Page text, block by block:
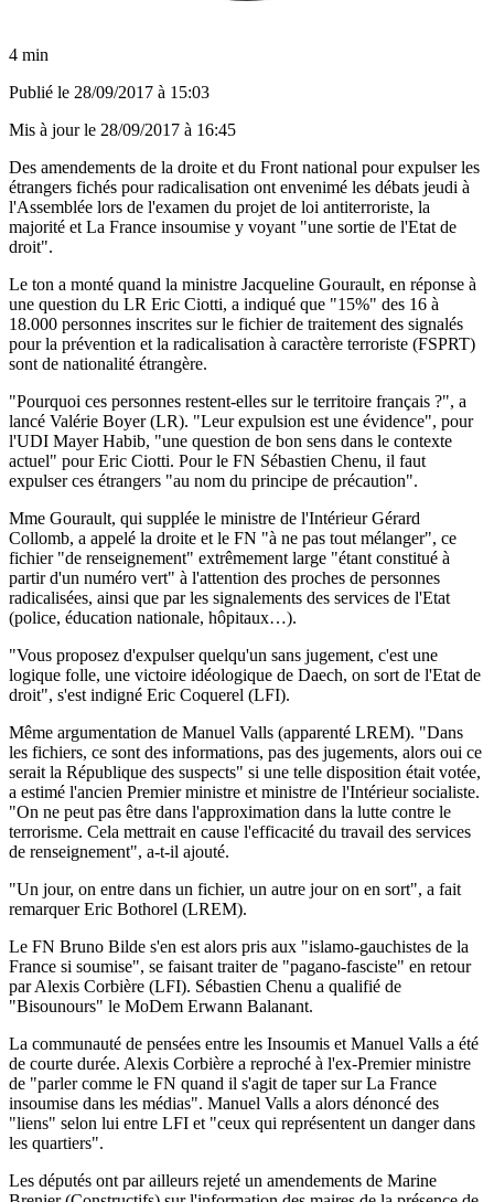
4 min
Publié le 28/09/2017 à 15:03
Mis à jour le 28/09/2017 à 16:45
Des amendements de la droite et du Front national pour expulser les
étrangers fichés pour radicalisation ont envenimé les débats jeudi à
l'Assemblée lors de l'examen du projet de loi antiterroriste, la
majorité et La France insoumise y voyant "une sortie de l'Etat de
droit".
Le ton a monté quand la ministre Jacqueline Gourault, en réponse à
une question du LR Eric Ciotti, a indiqué que "15%" des 16 à
18.000 personnes inscrites sur le fichier de traitement des signalés
pour la prévention et la radicalisation à caractère terroriste (FSPRT)
sont de nationalité étrangère.
"Pourquoi ces personnes restent-elles sur le territoire français ?", a
lancé Valérie Boyer (LR). "Leur expulsion est une évidence", pour
l'UDI Mayer Habib, "une question de bon sens dans le contexte
actuel" pour Eric Ciotti. Pour le FN Sébastien Chenu, il faut
expulser ces étrangers "au nom du principe de précaution".
Mme Gourault, qui supplée le ministre de l'Intérieur Gérard
Collomb, a appelé la droite et le FN "à ne pas tout mélanger", ce
fichier "de renseignement" extrêmement large "étant constitué à
partir d'un numéro vert" à l'attention des proches de personnes
radicalisées, ainsi que par les signalements des services de l'Etat
(police, éducation nationale, hôpitaux…).
"Vous proposez d'expulser quelqu'un sans jugement, c'est une
logique folle, une victoire idéologique de Daech, on sort de l'Etat de
droit", s'est indigné Eric Coquerel (LFI).
Même argumentation de Manuel Valls (apparenté LREM). "Dans
les fichiers, ce sont des informations, pas des jugements, alors oui ce
serait la République des suspects" si une telle disposition était votée,
a estimé l'ancien Premier ministre et ministre de l'Intérieur socialiste.
"On ne peut pas être dans l'approximation dans la lutte contre le
terrorisme. Cela mettrait en cause l'efficacité du travail des services
de renseignement", a-t-il ajouté.
"Un jour, on entre dans un fichier, un autre jour on en sort", a fait
remarquer Eric Bothorel (LREM).
Le FN Bruno Bilde s'en est alors pris aux "islamo-gauchistes de la
France si soumise", se faisant traiter de "pagano-fasciste" en retour
par Alexis Corbière (LFI). Sébastien Chenu a qualifié de
"Bisounours" le MoDem Erwann Balanant.
La communauté de pensées entre les Insoumis et Manuel Valls a été
de courte durée. Alexis Corbière a reproché à l'ex-Premier ministre
de "parler comme le FN quand il s'agit de taper sur La France
insoumise dans les médias". Manuel Valls a alors dénoncé des
"liens" selon lui entre LFI et "ceux qui représentent un danger dans
les quartiers".
Les députés ont par ailleurs rejeté un amendements de Marine